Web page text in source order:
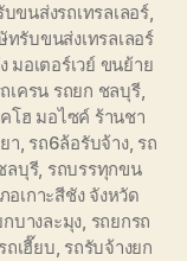
ขนส่งรถเทรลเลอร์,
ทรับขนส่งเทรลเลอร์
อเตอร์เวย์ ขนย้าย
เครน รถยก ชลบุรี,
โฮ มอไซค์ ร้านชา
า, รถ6ล้อรับจ้าง, รถ
ลบุรี, รถบรรทุกขน
อเกาะสีชัง จังหวัด
กบางละมุง, รถยกรถ
ถเฮี๊ยบ, รถรับจ้างยก